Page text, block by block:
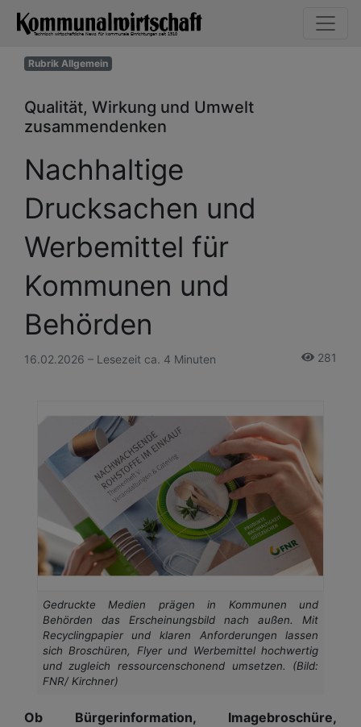
Rubrik Allgemein
Qualität, Wirkung und Umwelt
zusammendenken
Nachhaltige
Drucksachen und
Werbemittel für
Kommunen und
Behörden
16.02.2026 – Lesezeit ca. 4 Minuten 281
Gedruckte Medien prägen in Kommunen und
Behörden das Erscheinungsbild nach außen. Mit
Recyclingpapier und klaren Anforderungen lassen
sich Broschüren, Flyer und Werbemittel hochwertig
und zugleich ressourcenschonend umsetzen. (Bild:
FNR/ Kirchner)
Ob Bürgerinformation, Imagebroschüre,